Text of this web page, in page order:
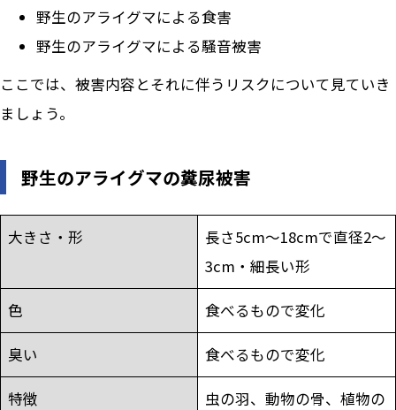
野生のアライグマによる食害
野生のアライグマによる騒音被害
ここでは、被害内容とそれに伴うリスクについて見ていき
ましょう。
野生のアライグマの糞尿被害
大きさ・形
長さ5cm～18cmで直径2～
3cm・細長い形
色 食べるもので変化
臭い 食べるもので変化
特徴
虫の羽、動物の骨、植物の